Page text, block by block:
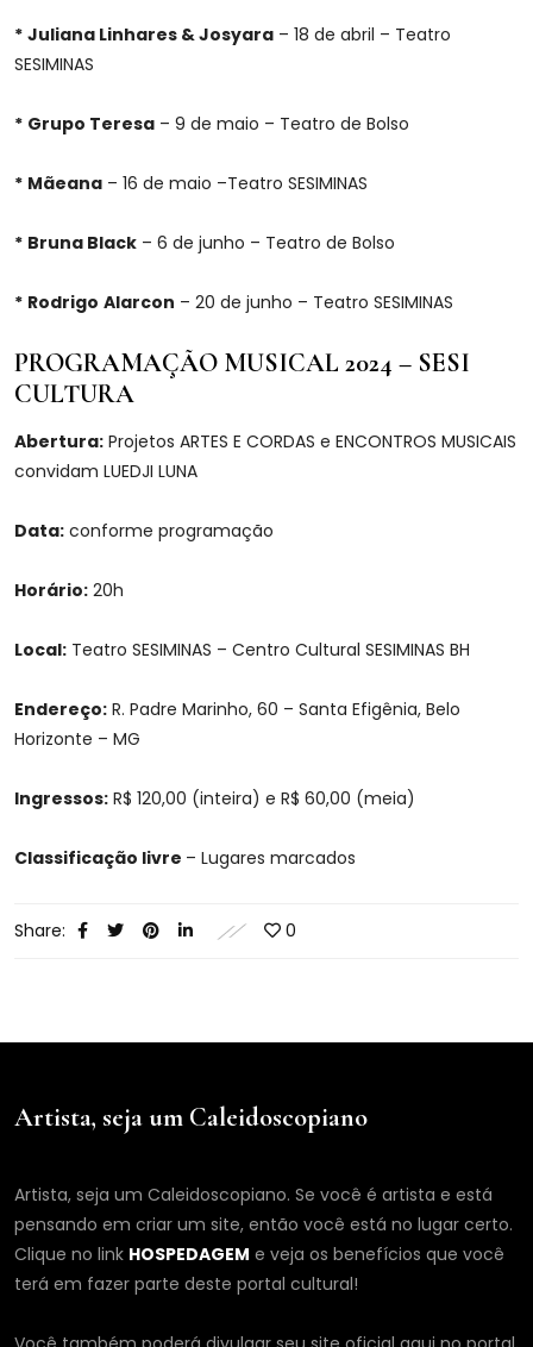
* Juliana Linhares & Josyara – 18 de abril – Teatro
SESIMINAS
* Grupo Teresa – 9 de maio – Teatro de Bolso
* Mãeana – 16 de maio –Teatro SESIMINAS
* Bruna Black – 6 de junho – Teatro de Bolso
* Rodrigo Alarcon – 20 de junho – Teatro SESIMINAS
PROGRAMAÇÃO MUSICAL 2024 – SESI
CULTURA
Abertura: Projetos ARTES E CORDAS e ENCONTROS MUSICAIS
convidam LUEDJI LUNA
Data: conforme programação
Horário: 20h
Local: Teatro SESIMINAS – Centro Cultural SESIMINAS BH
Endereço: R. Padre Marinho, 60 – Santa Efigênia, Belo
Horizonte – MG
Ingressos: R$ 120,00 (inteira) e R$ 60,00 (meia)
Classificação livre – Lugares marcados
Share: 0
Artista, seja um Caleidoscopiano
Artista, seja um Caleidoscopiano. Se você é artista e está
pensando em criar um site, então você está no lugar certo.
Clique no link HOSPEDAGEM e veja os benefícios que você
terá em fazer parte deste portal cultural!